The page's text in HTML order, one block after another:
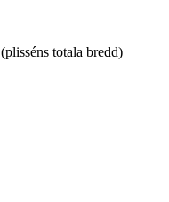
(plisséns totala bredd)